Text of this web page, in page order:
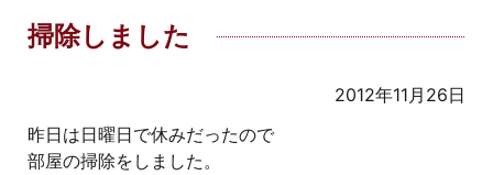
掃除しました
2012年11月26日
昨日は日曜日で休みだったので
部屋の掃除をしました。